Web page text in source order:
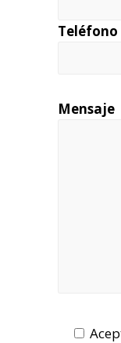
Teléfono
Mensaje